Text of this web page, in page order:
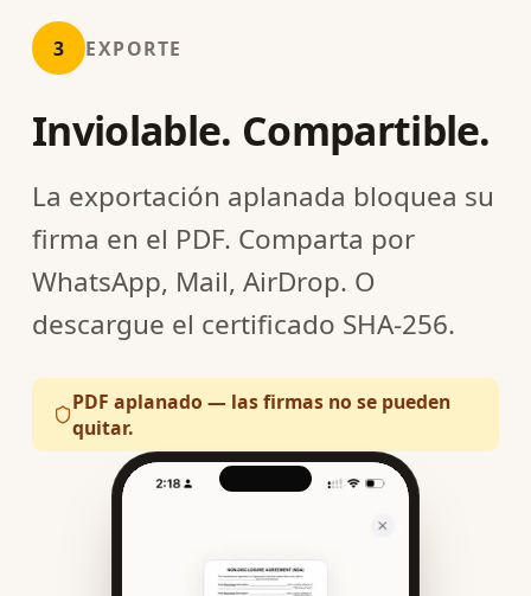
3 EXPORTE
Inviolable. Compartible.
La exportación aplanada bloquea su
firma en el PDF. Comparta por
WhatsApp, Mail, AirDrop. O
descargue el certificado SHA-256.
PDF aplanado — las firmas no se pueden
quitar.